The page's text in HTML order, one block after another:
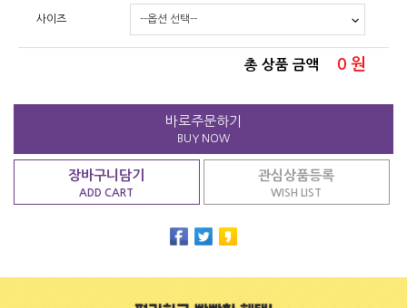
사이즈
총 상품 금액 0 원
바로주문하기
BUY NOW
장바구니담기
ADD CART
관심상품등록
WISH LIST